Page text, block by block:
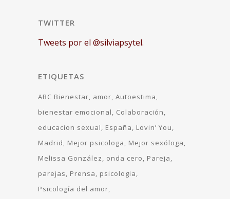
TWITTER
Tweets por el @silviapsytel.
ETIQUETAS
ABC Bienestar amor Autoestima
bienestar emocional
Colaboración
educacion sexual
España
Lovin’ You
Madrid
Mejor psicologa
Mejor sexóloga
Melissa González
onda cero
Pareja
parejas
Prensa
psicologia
Psicología del amor